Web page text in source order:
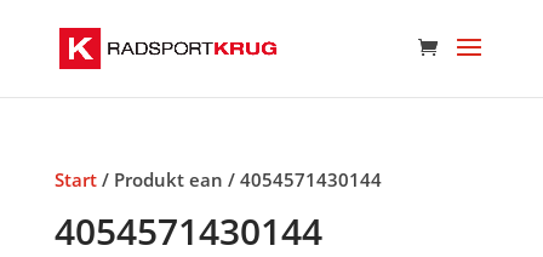
Start/ Produkt ean / 4054571430144
4054571430144